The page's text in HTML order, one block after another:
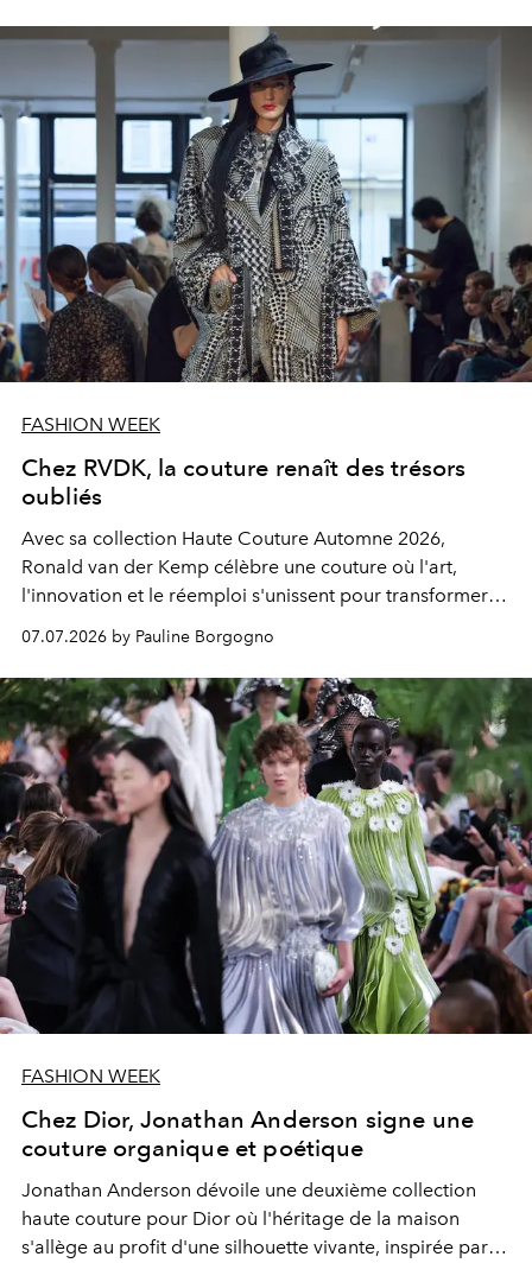
FASHION WEEK
Chez RVDK, la couture renaît des trésors
oubliés
Avec sa collection Haute Couture Automne 2026,
Ronald van der Kemp célèbre une couture où l'art,
l'innovation et le réemploi s'unissent pour transformer
les vestiges du luxe en créations d'exception.
07.07.2026 by Pauline Borgogno
FASHION WEEK
Chez Dior, Jonathan Anderson signe une
couture organique et poétique
Jonathan Anderson dévoile une deuxième collection
haute couture pour Dior où l'héritage de la maison
s'allège au profit d'une silhouette vivante, inspirée par